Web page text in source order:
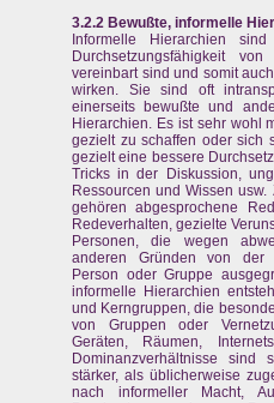
3.2.2 Bewußte, informelle
Informelle Hierarchien
Durchsetzungsfähigkeit
vereinbart sind und somit
wirken. Sie sind oft
einerseits bewußte und
Hierarchien. Es ist sehr wohl
gezielt zu schaffen oder sich
gezielt eine bessere
Tricks in der Diskussion,
Ressourcen und Wissen
gehören abgesprochene
Redeverhalten, gezielte
Personen, die wegen
anderen Gründen von der
Person oder Gruppe
informelle Hierarchien
und Kerngruppen, die
von Gruppen oder
Geräten, Räumen,
Dominanzverhältnisse
stärker, als üblicherweise
nach informeller Macht,